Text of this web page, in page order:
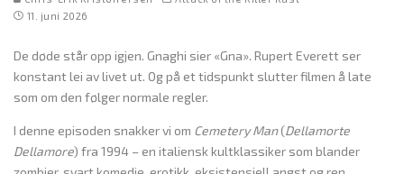
11. juni 2026
De døde står opp igjen. Gnaghi sier «Gna». Rupert Everett ser
konstant lei av livet ut. Og på et tidspunkt slutter filmen å late
som om den følger normale regler.
I denne episoden snakker vi om Cemetery Man(Dellamorte
Dellamore) fra 1994 – en italiensk kultklassiker som blander